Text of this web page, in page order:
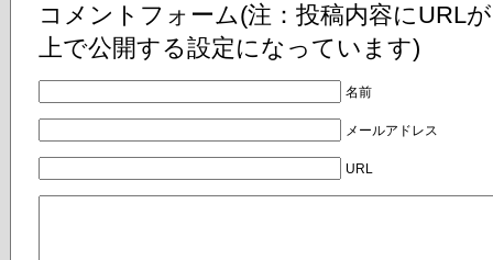
コメントフォーム(注：投稿内容にURL
上で公開する設定になっています)
名前
メールアドレス
URL